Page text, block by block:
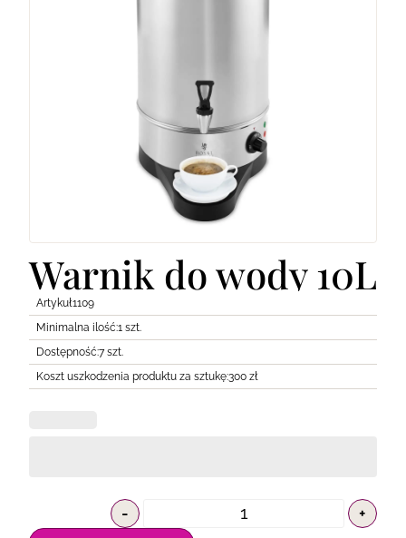
Transport Pozostałe
Warnik do wody 10L
Artykuł1109
Minimalna ilość:1 szt.
Dostępność:7 szt.
Koszt uszkodzenia produktu za sztukę:300 zł
- +